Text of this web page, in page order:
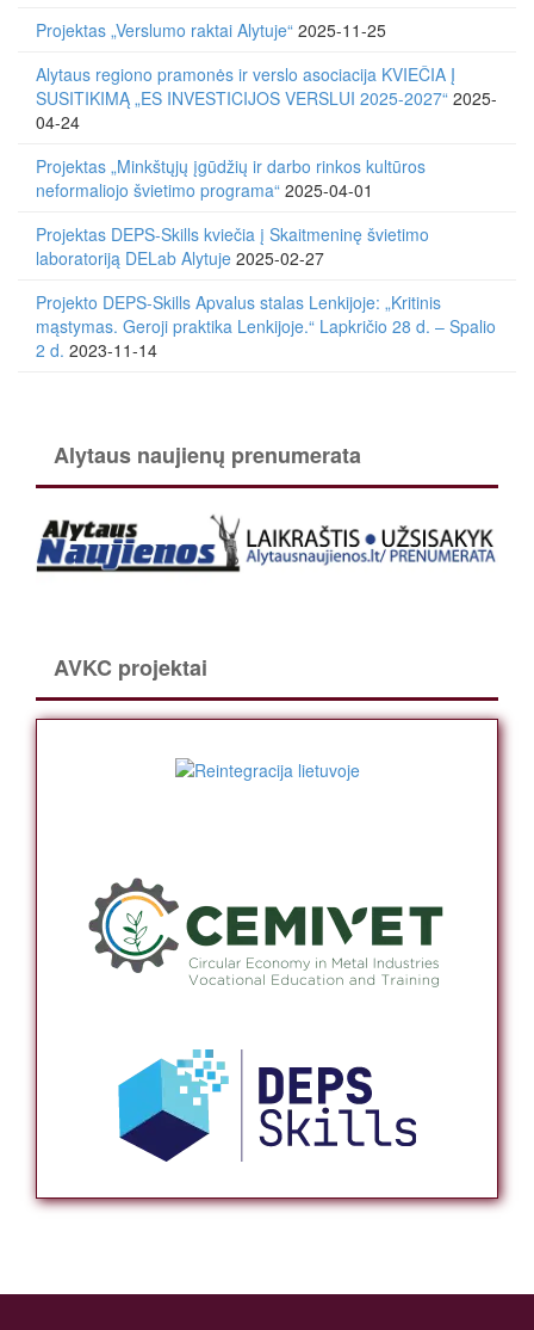
Projektas „Verslumo raktai Alytuje“ 2025-11-25
Alytaus regiono pramonės ir verslo asociacija KVIEČIA Į
SUSITIKIMĄ „ES INVESTICIJOS VERSLUI 2025-2027“ 2025-
04-24
Projektas „Minkštųjų įgūdžių ir darbo rinkos kultūros
neformaliojo švietimo programa“ 2025-04-01
Projektas DEPS-Skills kviečia į Skaitmeninę švietimo
laboratoriją DELab Alytuje 2025-02-27
Projekto DEPS-Skills Apvalus stalas Lenkijoje: „Kritinis
mąstymas. Geroji praktika Lenkijoje.“ Lapkričio 28 d. – Spalio
2 d. 2023-11-14
Alytaus naujienų prenumerata
AVKC projektai